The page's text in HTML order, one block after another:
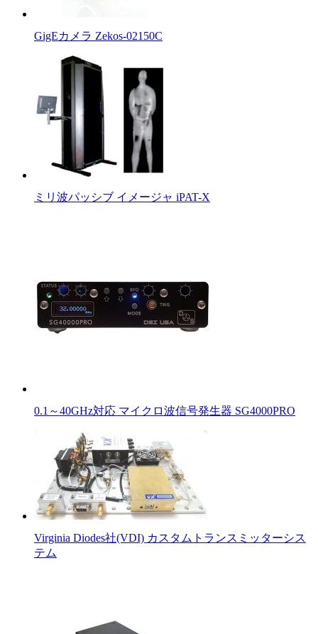
GigEカメラ Zekos-02150C
ミリ波パッシブ イメージャ iPAT-X
0.1～40GHz対応 マイクロ波信号発生器 SG4000PRO
Virginia Diodes社(VDI) カスタムトランスミッターシス
テム